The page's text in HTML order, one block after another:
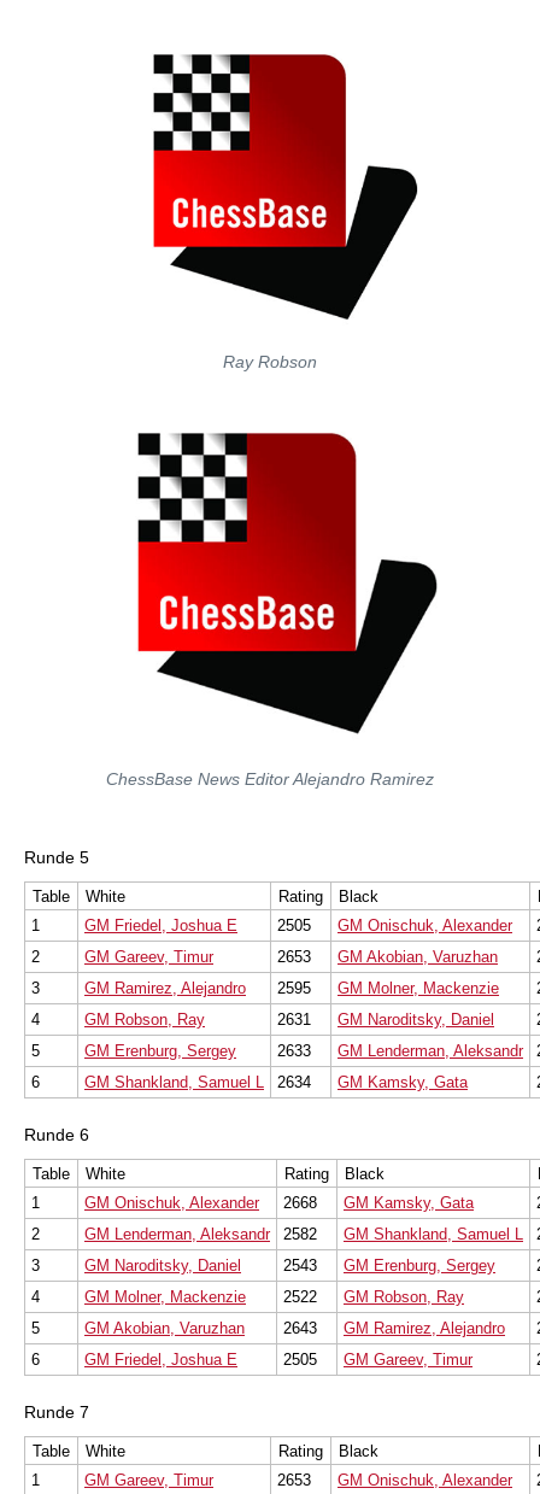
Ray Robson
ChessBase News Editor Alejandro Ramirez
Runde 5
Table White Rating Black
1
GM Friedel, Joshua E 2505 GM Onischuk, Alexander
2
GM Gareev, Timur 2653 GM Akobian, Varuzhan
3
GM Ramirez, Alejandro 2595 GM Molner, Mackenzie
4
GM Robson, Ray 2631 GM Naroditsky, Daniel
5
GM Erenburg, Sergey 2633 GM Lenderman, Aleksandr
6
GM Shankland, Samuel L 2634 GM Kamsky, Gata
Runde 6
Table White Rating Black
1
GM Onischuk, Alexander 2668 GM Kamsky, Gata
2
GM Lenderman, Aleksandr 2582 GM Shankland, Samuel L
3
GM Naroditsky, Daniel 2543 GM Erenburg, Sergey
4
GM Molner, Mackenzie 2522 GM Robson, Ray
5
GM Akobian, Varuzhan 2643 GM Ramirez, Alejandro
6
GM Friedel, Joshua E 2505 GM Gareev, Timur
Runde 7
Table White Rating Black
1
GM Gareev, Timur 2653 GM Onischuk, Alexander